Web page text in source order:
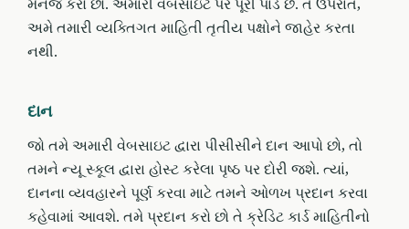
મેનેજ કરો છો. અમારી વેબસાઇટ પર પૂરી પાડે છે. તે ઉપરાંત,
અમે તમારી વ્યક્તિગત માહિતી તૃતીય પક્ષોને જાહેર કરતા
નથી.
દાન
જો તમે અમારી વેબસાઇટ દ્વારા પીસીસીને દાન આપો છો, તો
તમને ન્યૂ સ્કૂલ દ્વારા હોસ્ટ કરેલા પૃષ્ઠ પર દોરી જશે. ત્યાં,
દાનના વ્યવહારને પૂર્ણ કરવા માટે તમને ઓળખ પ્રદાન કરવા
કહેવામાં આવશે. તમે પ્રદાન કરો છો તે ક્રેડિટ કાર્ડ માહિતીનો